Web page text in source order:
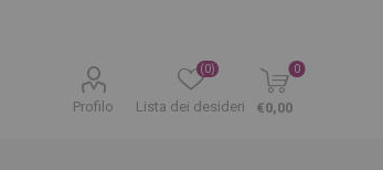
Profilo Lista dei desideri
(0) 0
€0,00